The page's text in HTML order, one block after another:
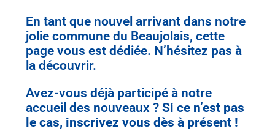
En tant que nouvel arrivant dans notre
jolie commune du Beaujolais, cette
page vous est dédiée. N’hésitez pas à
la découvrir.
Avez-vous déjà participé à notre
accueil des nouveaux ? Si ce n’est pas
le cas, inscrivez vous dès à présent !